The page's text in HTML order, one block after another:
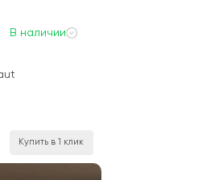
В наличии
Купить в 1 клик